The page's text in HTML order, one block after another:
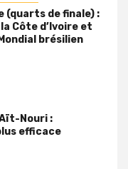
(quarts de finale) :
Côte d’Ivoire et
brésilien
Nouri :
efficace